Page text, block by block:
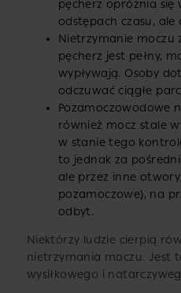
pęcherz opróżnia się
odstępach czasu, ale
Nietrzymanie moczu
pęcherz jest pełny,
wypływają. Osoby
odczuwać ciągłe
Pozamoczowodowe
również mocz stale
w stanie tego
to jednak za
ale przez inne
pozamoczowe), na
odbyt.
Niektórzy ludzie cierpią
nietrzymania moczu. Jest
wysiłkowego i